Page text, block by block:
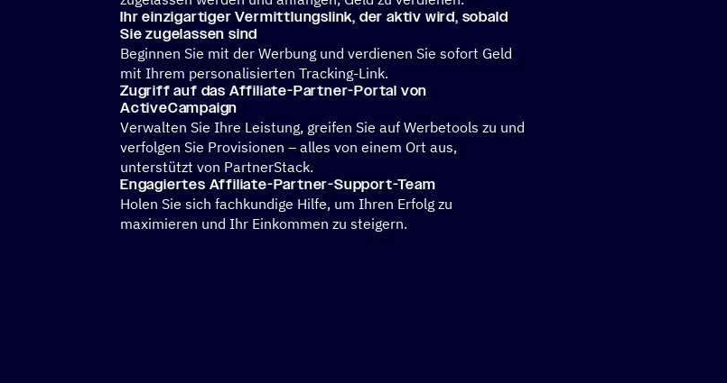
Ihr einzig­ar­ti­ger Vermitt­lungs­link, der aktiv wird, sobald
Sie zugelassen sind
Beginnen Sie mit der Werbung und verdienen Sie sofort Geld
mit Ihrem personalisierten Tracking-Link.
Zugriff auf das Affi­liate-Partner-Portal von
ActiveCampaign
Verwalten Sie Ihre Leistung, greifen Sie auf Werbetools zu und
verfolgen Sie Provisionen – alles von einem Ort aus,
unterstützt von PartnerStack.
Enga­gier­tes Affiliate-Partner-Support-Team
Holen Sie sich fachkundige Hilfe, um Ihren Erfolg zu
maximieren und Ihr Einkommen zu steigern.